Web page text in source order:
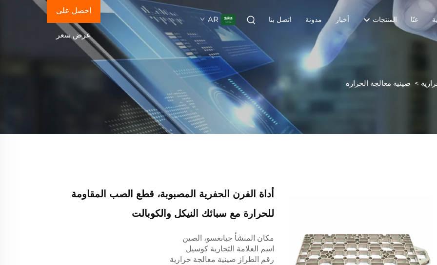
عنّا المنتجات أخبار مدونة اتصل بنا AR
احصل على
عرض سعر
> صينية معالجة الحرارة
أداة الفرن الحفرية المصبوبة، قطع الصب المقاومة
للحرارة مع سبائك النيكل والكوبالت
مكان المنشأ جيانغسو، الصين
اسم العلامة التجارية كوسيل
رقم الطراز صينية معالجة حرارية